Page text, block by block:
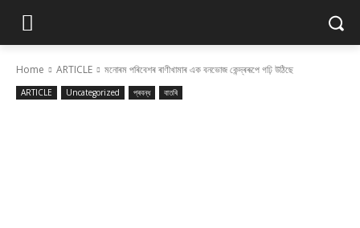
Home ARTICLE মনোৰম পৰিবেশৰ ৰাণীখামাৰ এক বনভোজ কেন্দ্ৰৰূপে গঢ়ি উঠিছে
ARTICLE Uncategorized প্ৰবন্ধ বাতৰি